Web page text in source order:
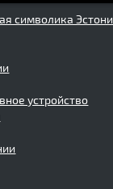
символика
устройство